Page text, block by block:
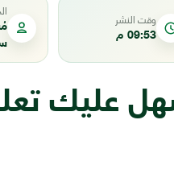
وقت النشر
09:53 م
عليك